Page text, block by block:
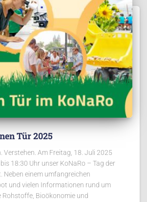
Tür 2025
Verstehen. Am Freitag, 18. Juli 2025
18:30 Uhr unser KoNaRo – Tag der
Neben einem umfangreichen
und vielen Informationen rund um
Rohstoffe, Bioökonomie und